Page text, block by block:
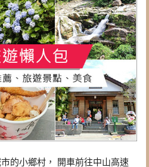
的小鄉村， 開車前往中山高速